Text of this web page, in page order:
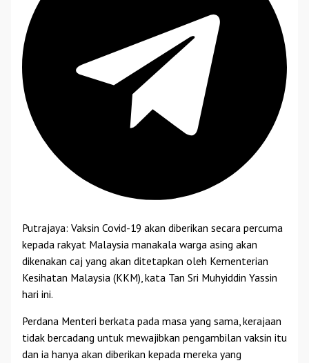
Putrajaya: Vaksin Covid-19 akan diberikan secara percuma
kepada rakyat Malaysia manakala warga asing akan
dikenakan caj yang akan ditetapkan oleh Kementerian
Kesihatan Malaysia (KKM), kata Tan Sri Muhyiddin Yassin
hari ini.
Perdana Menteri berkata pada masa yang sama, kerajaan
tidak bercadang untuk mewajibkan pengambilan vaksin itu
dan ia hanya akan diberikan kepada mereka yang